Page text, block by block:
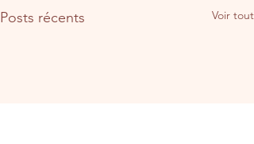
Posts récents Voir tout